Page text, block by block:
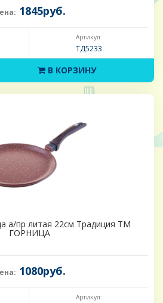
1845руб.
Артикул:
ТД5233
В КОРЗИНУ
а/пр литая 22см Традиция ТМ
ГОРНИЦА
1080руб.
Артикул: